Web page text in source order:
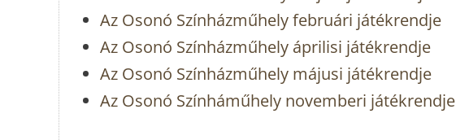
Az Osonó Színházműhely februári játékrendje
Az Osonó Színházműhely áprilisi játékrendje
Az Osonó Színházműhely májusi játékrendje
Az Osonó Színháműhely novemberi játékrendje